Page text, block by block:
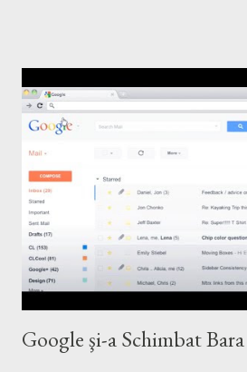
Google şi-a Schimbat Bara